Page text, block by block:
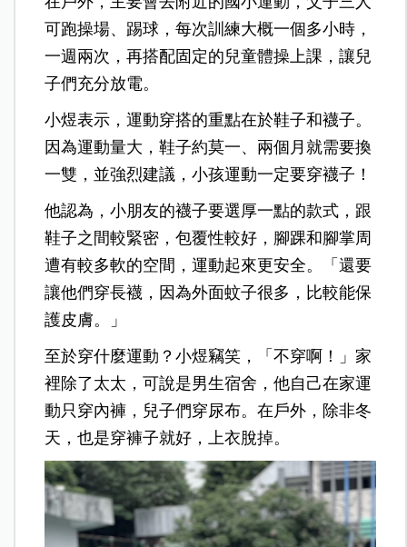
可跑操場、踢球，每次訓練大概一個多小時，
一週兩次，再搭配固定的兒童體操上課，讓兒
子們充分放電。
小煜表示，運動穿搭的重點在於鞋子和襪子。
因為運動量大，鞋子約莫一、兩個月就需要換
一雙，並強烈建議，小孩運動一定要穿襪子！
他認為，小朋友的襪子要選厚一點的款式，跟
鞋子之間較緊密，包覆性較好，腳踝和腳掌周
遭有較多軟的空間，運動起來更安全。「還要
讓他們穿長襪，因為外面蚊子很多，比較能保
護皮膚。」
至於穿什麼運動？小煜竊笑，「不穿啊！」家
裡除了太太，可說是男生宿舍，他自己在家運
動只穿內褲，兒子們穿尿布。在戶外，除非冬
天，也是穿褲子就好，上衣脫掉。